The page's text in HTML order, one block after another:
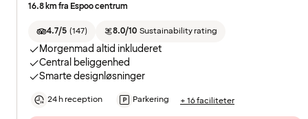
16.8 km fra Espoo centrum
4.7/5 (147) 8.0/10 Sustainability rating
Morgenmad altid inkluderet
Central beliggenhed
Smarte designløsninger
24 h reception Parkering + 16 faciliteter